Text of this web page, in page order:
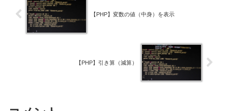
【PHP】変数の値（中身）を表示
【PHP】引き算（減算）